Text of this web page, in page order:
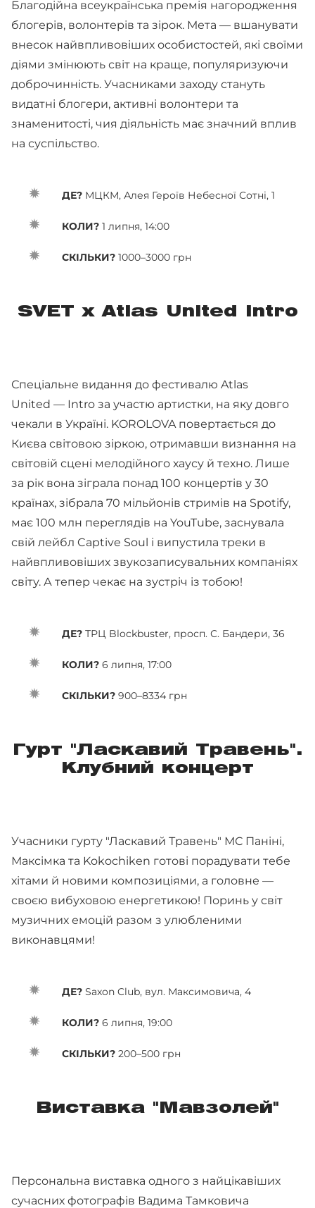
Благодійна всеукраїнська премія нагородження
блогерів, волонтерів та зірок. Мета — вшанувати
внесок найвпливовіших особистостей, які своїми
діями змінюють світ на краще, популяризуючи
доброчинність. Учасниками заходу стануть
видатні блогери, активні волонтери та
знаменитості, чия діяльність має значний вплив
на суспільство.
ДЕ? МЦКМ, Алея Героїв Небесної Сотні, 1
КОЛИ? 1 липня, 14:00
СКІЛЬКИ? 1000–3000 грн
SVET x Atlas United Intro
Спеціальне видання до фестивалю Atlas
United — Intro за участю артистки, на яку довго
чекали в Україні. KOROLOVA повертається до
Києва світовою зіркою, отримавши визнання на
світовій сцені мелодійного хаусу й техно. Лише
за рік вона зіграла понад 100 концертів у 30
країнах, зібрала 70 мільйонів стримів на Spotify,
має 100 млн переглядів на YouTube, заснувала
свій лейбл Captive Soul і випустила треки в
найвпливовіших звукозаписувальних компаніях
світу. А тепер чекає на зустріч із тобою!
ДЕ? ТРЦ Blockbuster, просп. С. Бандери, 36
КОЛИ? 6 липня, 17:00
СКІЛЬКИ? 900–8334 грн
Гурт "Ласкавий Травень".
Клубний концерт
Учасники гурту "Ласкавий Травень" МС Паніні,
Максімка та Kokochiken готові порадувати тебе
хітами й новими композиціями, а головне —
своєю вибуховою енергетикою! Поринь у світ
музичних емоцій разом з улюбленими
виконавцями!
ДЕ? Saxon Club, вул. Максимовича, 4
КОЛИ? 6 липня, 19:00
СКІЛЬКИ? 200–500 грн
Виставка "Мавзолей"
Персональна виставка одного з найцікавіших
сучасних фотографів Вадима Тамковича